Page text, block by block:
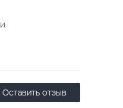
Оставить отзыв